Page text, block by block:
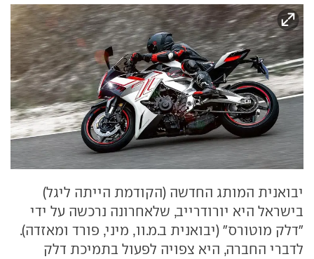
יבואנית המותג החדשה (הקודמת הייתה ליגל)
בישראל היא יורודרייב, שלאחרונה נרכשה על ידי
"דלק מוטורס" (יבואנית ב.מ.וו, מיני, פורד ומאזדה).
לדברי החברה, היא צפויה לפעול בתמיכת דלק